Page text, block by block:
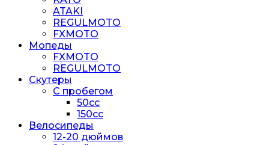
ATAKI
REGULMOTO
FXMOTO
Мопеды
FXMOTO
REGULMOTO
Скутеры
С пробегом
50cc
150cc
Велосипеды
12-20 дюймов